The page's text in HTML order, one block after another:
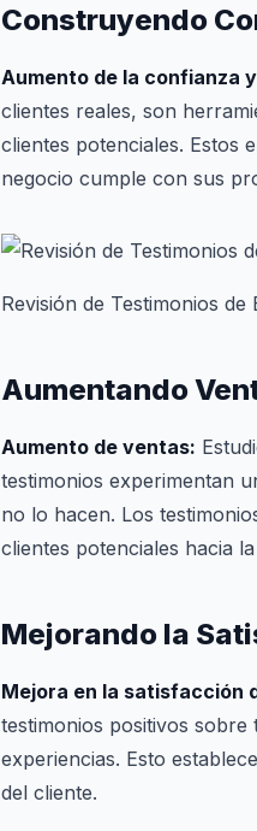
Construyendo
Aumento de la confianza
clientes reales, son
clientes potenciales. Estos
negocio cumple con sus
Revisión de Testimonios de
Aumentando
Aumento de ventas:
testimonios experimentan
no lo hacen. Los
clientes potenciales hacia
Mejorando la
Mejora en la satisfacción
testimonios positivos
experiencias. Esto
del cliente.